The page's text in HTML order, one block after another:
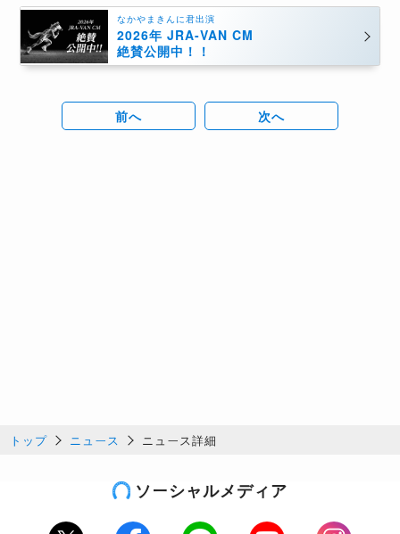
なかやまきんに君出演
2026年 JRA-VAN CM
絶賛公開中！！
前へ 次へ
トップ ニュース ニュース詳細
ソーシャルメディア